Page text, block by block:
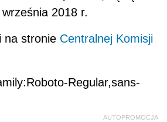
2018 r.
na stronie Centralnej Komisji
Regular,sans-
AUTOPROMOCJA